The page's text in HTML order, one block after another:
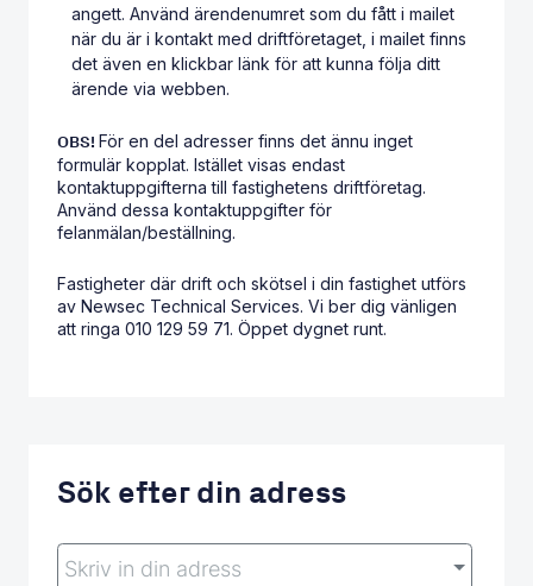
angett. Använd ärendenumret som du fått i mailet
när du är i kontakt med driftföretaget, i mailet finns
det även en klickbar länk för att kunna följa ditt
ärende via webben.
OBS! För en del adresser finns det ännu inget
formulär kopplat. Istället visas endast
kontaktuppgifterna till fastighetens driftföretag.
Använd dessa kontaktuppgifter för
felanmälan/beställning.
Fastigheter där drift och skötsel i din fastighet utförs
av Newsec Technical Services. Vi ber dig vänligen
att ringa 010 129 59 71. Öppet dygnet runt.
Sök efter din adress